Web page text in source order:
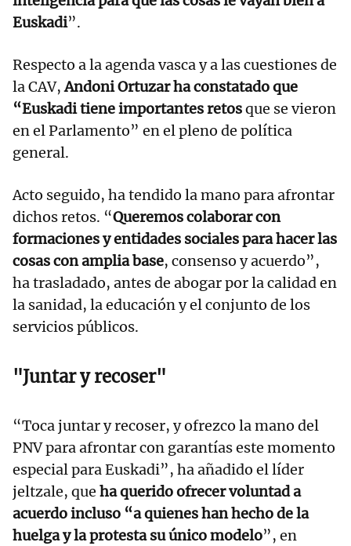
Euskadi”.
Respecto a la agenda vasca y a las cuestiones de
la CAV,Andoni Ortuzar ha constatado que
“Euskadi tiene importantes retosque se vieron
en el Parlamento” en el pleno de política
general.
Acto seguido, ha tendido la mano para afrontar
dichos retos. “Queremos colaborar con
formaciones y entidades sociales para hacer las
cosas con amplia base, consenso y acuerdo”,
ha trasladado, antes de abogar por la calidad en
la sanidad, la educación y el conjunto de los
servicios públicos.
"Juntar y recoser"
“Toca juntar y recoser, y ofrezco la mano del
PNV para afrontar con garantías este momento
especial para Euskadi”, ha añadido el líder
jeltzale, que ha querido ofrecer voluntad a
acuerdo incluso “a quienes han hecho de la
huelga y la protesta su único modelo”, en